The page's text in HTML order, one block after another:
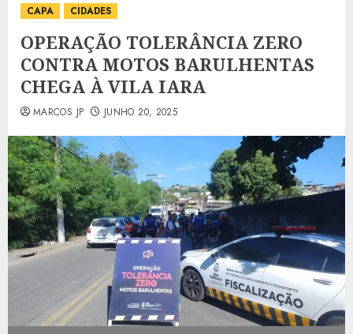
CAPA CIDADES
OPERAÇÃO TOLERÂNCIA ZERO
CONTRA MOTOS BARULHENTAS
CHEGA À VILA IARA
MARCOS JP JUNHO 20, 2025